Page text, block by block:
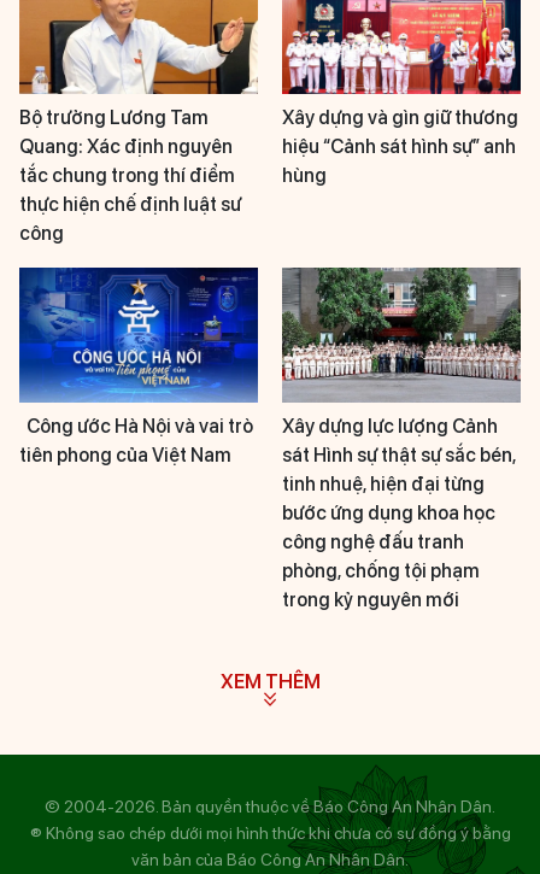
Bộ trưởng Lương Tam
Quang: Xác định nguyên
tắc chung trong thí điểm
thực hiện chế định luật sư
công
Xây dựng và gìn giữ thương
hiệu “Cảnh sát hình sự” anh
hùng
Công ước Hà Nội và vai trò
tiên phong của Việt Nam
Xây dựng lực lượng Cảnh
sát Hình sự thật sự sắc bén,
tinh nhuệ, hiện đại từng
bước ứng dụng khoa học
công nghệ đấu tranh
phòng, chống tội phạm
trong kỷ nguyên mới
XEM THÊM
© 2004-2026. Bản quyền thuộc về Báo Công An Nhân Dân.
® Không sao chép dưới mọi hình thức khi chưa có sự đồng ý bằng
văn bản của Báo Công An Nhân Dân.